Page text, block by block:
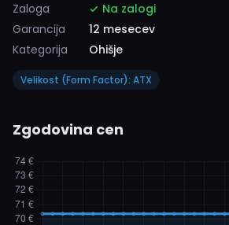
Zaloga
Na zalogi
Garancija
12 mesecev
Kategorija
Ohišje
Velikost (Form Factor): ATX
Zgodovina cen